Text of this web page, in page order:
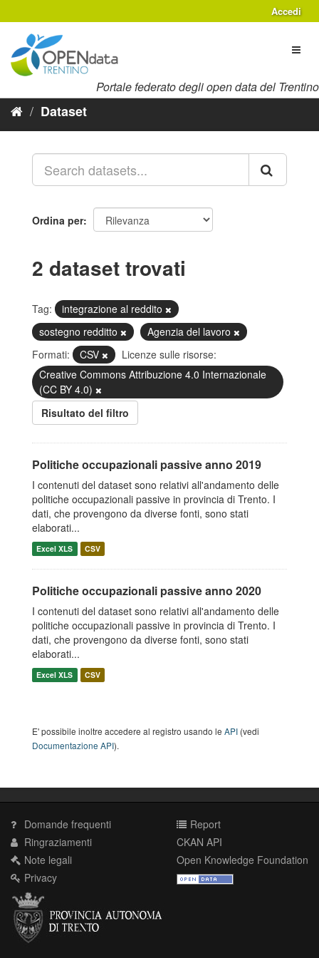
al
contenuto
Accedi
Portale federato degli open data del Trentino
Dataset
Ordina per
2 dataset trovati
Tag:
integrazione al reddito
sostegno redditto
Agenzia del lavoro
Formati:
CSV
Licenze sulle risorse:
Creative Commons Attribuzione 4.0 Internazionale
(CC BY 4.0)
Risultato del filtro
Politiche occupazionali passive anno 2019
I contenuti del dataset sono relativi all'andamento delle
politiche occupazionali passive in provincia di Trento. I
dati, che provengono da diverse fonti, sono stati
elaborati...
Excel XLS CSV
Politiche occupazionali passive anno 2020
I contenuti del dataset sono relativi all'andamento delle
politiche occupazionali passive in provincia di Trento. I
dati, che provengono da diverse fonti, sono stati
elaborati...
Excel XLS CSV
E' possibile inoltre accedere al registro usando le API (vedi
Documentazione API).
Domande frequenti
Ringraziamenti
Note legali
Privacy
Report
CKAN API
Open Knowledge Foundation